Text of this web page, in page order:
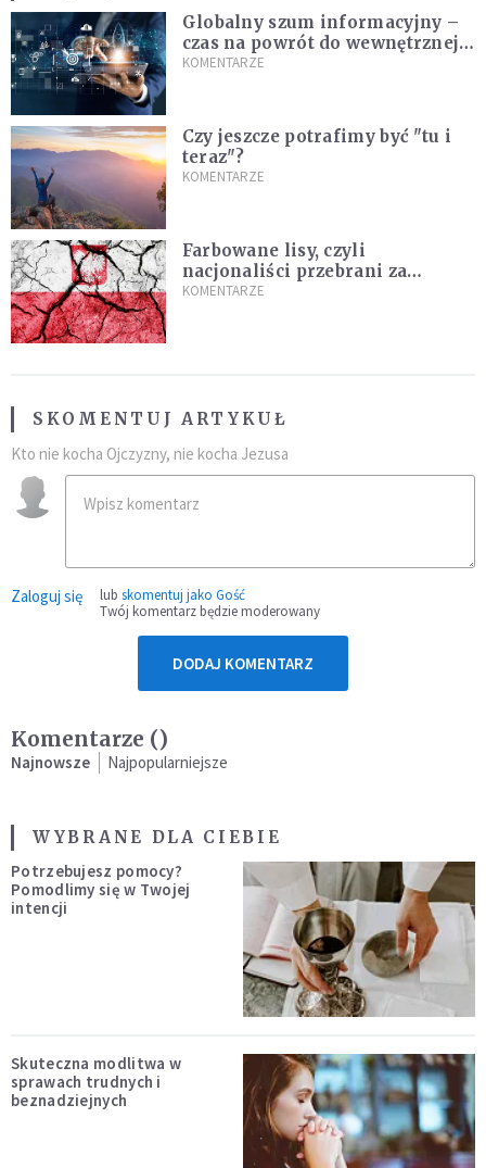
Globalny szum informacyjny –
czas na powrót do wewnętrznej
prawdy
KOMENTARZE
Czy jeszcze potrafimy być "tu i
teraz"?
KOMENTARZE
Farbowane lisy, czyli
nacjonaliści przebrani za
chrześcijan
KOMENTARZE
SKOMENTUJ ARTYKUŁ
Kto nie kocha Ojczyzny, nie kocha Jezusa
Zaloguj się lub skomentuj jako Gość
Twój komentarz będzie moderowany
DODAJ KOMENTARZ
Komentarze ()
Najnowsze Najpopularniejsze
WYBRANE DLA CIEBIE
Potrzebujesz pomocy?
Pomodlimy się w Twojej
intencji
Skuteczna modlitwa w
sprawach trudnych i
beznadziejnych